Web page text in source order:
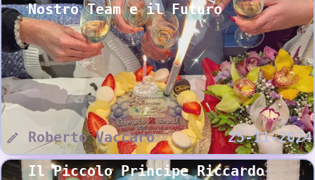
Nostro Team e il Futuro
25-11-2024
Roberto Vaccaro
Il Piccolo Principe Riccardo